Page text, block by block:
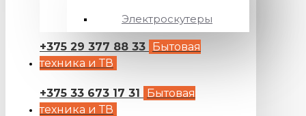
Электроскутеры
+375 29 377 88 33 Бытовая
техника и ТВ
+375 33 673 17 31
Бытовая
техника и ТВ